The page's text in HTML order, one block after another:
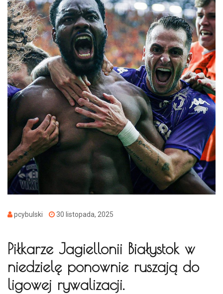
pcybulski 30 listopada, 2025
Piłkarze Jagiellonii Białystok w
niedzielę ponownie ruszają do
ligowej rywalizacji.